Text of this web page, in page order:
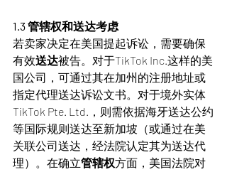
1.3 管辖权和送达考虑
若卖家决定在美国提起诉讼，需要确保
有效送达被告。对于TikTok Inc.这样的美
国公司，可通过其在加州的注册地址或
指定代理送达诉讼文书。对于境外实体
TikTok Pte. Ltd.，则需依据海牙送达公约
等国际规则送达至新加坡（或通过在美
关联公司送达，经法院认定其为送达代
理）。在确立管辖权方面，美国法院对